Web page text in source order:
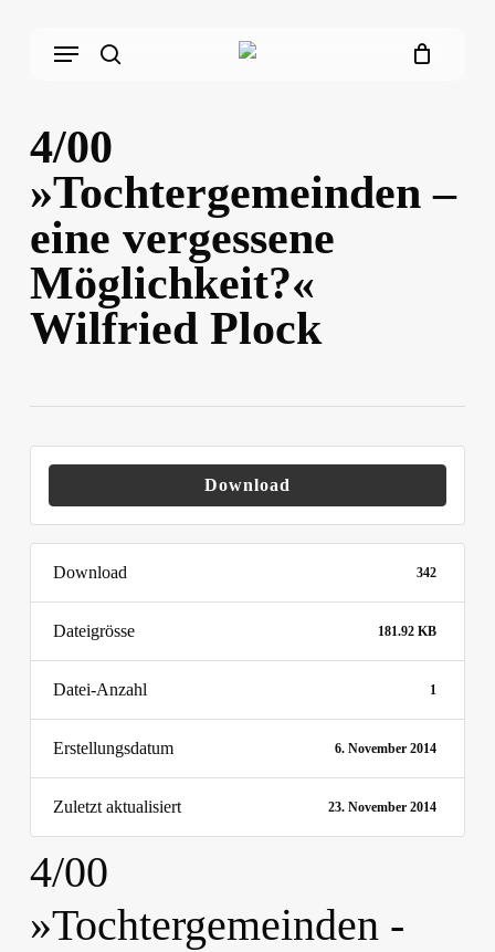
Menu
4/00
»Tochtergemeinden –
eine vergessene
Möglichkeit?«
Wilfried Plock
Download
Download 342
Dateigrösse 181.92 KB
Datei-Anzahl 1
Erstellungsdatum 6. November 2014
Zuletzt aktualisiert 23. November 2014
4/00
»Tochtergemeinden -